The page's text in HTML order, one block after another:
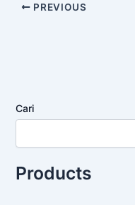
PREVIOUS
Cari
Products